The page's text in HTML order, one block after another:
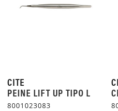
CITE
PEINE LIFT UP TIPO L
8001023083